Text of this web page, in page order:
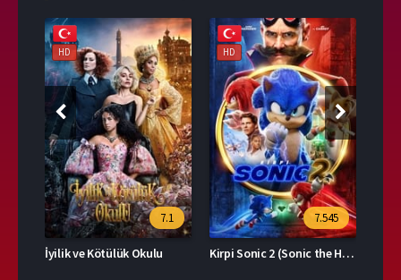
HD
7.1
İyilik ve Kötülük Okulu
HD
7.545
Kirpi Sonic 2 (Sonic the Hedgehog 2)